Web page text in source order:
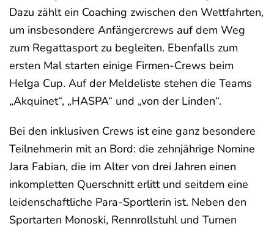
Dazu zählt ein Coaching zwischen den Wettfahrten,
um insbesondere Anfängercrews auf dem Weg
zum Regattasport zu begleiten. Ebenfalls zum
ersten Mal starten einige Firmen-Crews beim
Helga Cup. Auf der Meldeliste stehen die Teams
„Akquinet“, „HASPA“ und „von der Linden“.
Bei den inklusiven Crews ist eine ganz besondere
Teilnehmerin mit an Bord: die zehnjährige Nomine
Jara Fabian, die im Alter von drei Jahren einen
inkompletten Querschnitt erlitt und seitdem eine
leidenschaftliche Para-Sportlerin ist. Neben den
Sportarten Monoski, Rennrollstuhl und Turnen